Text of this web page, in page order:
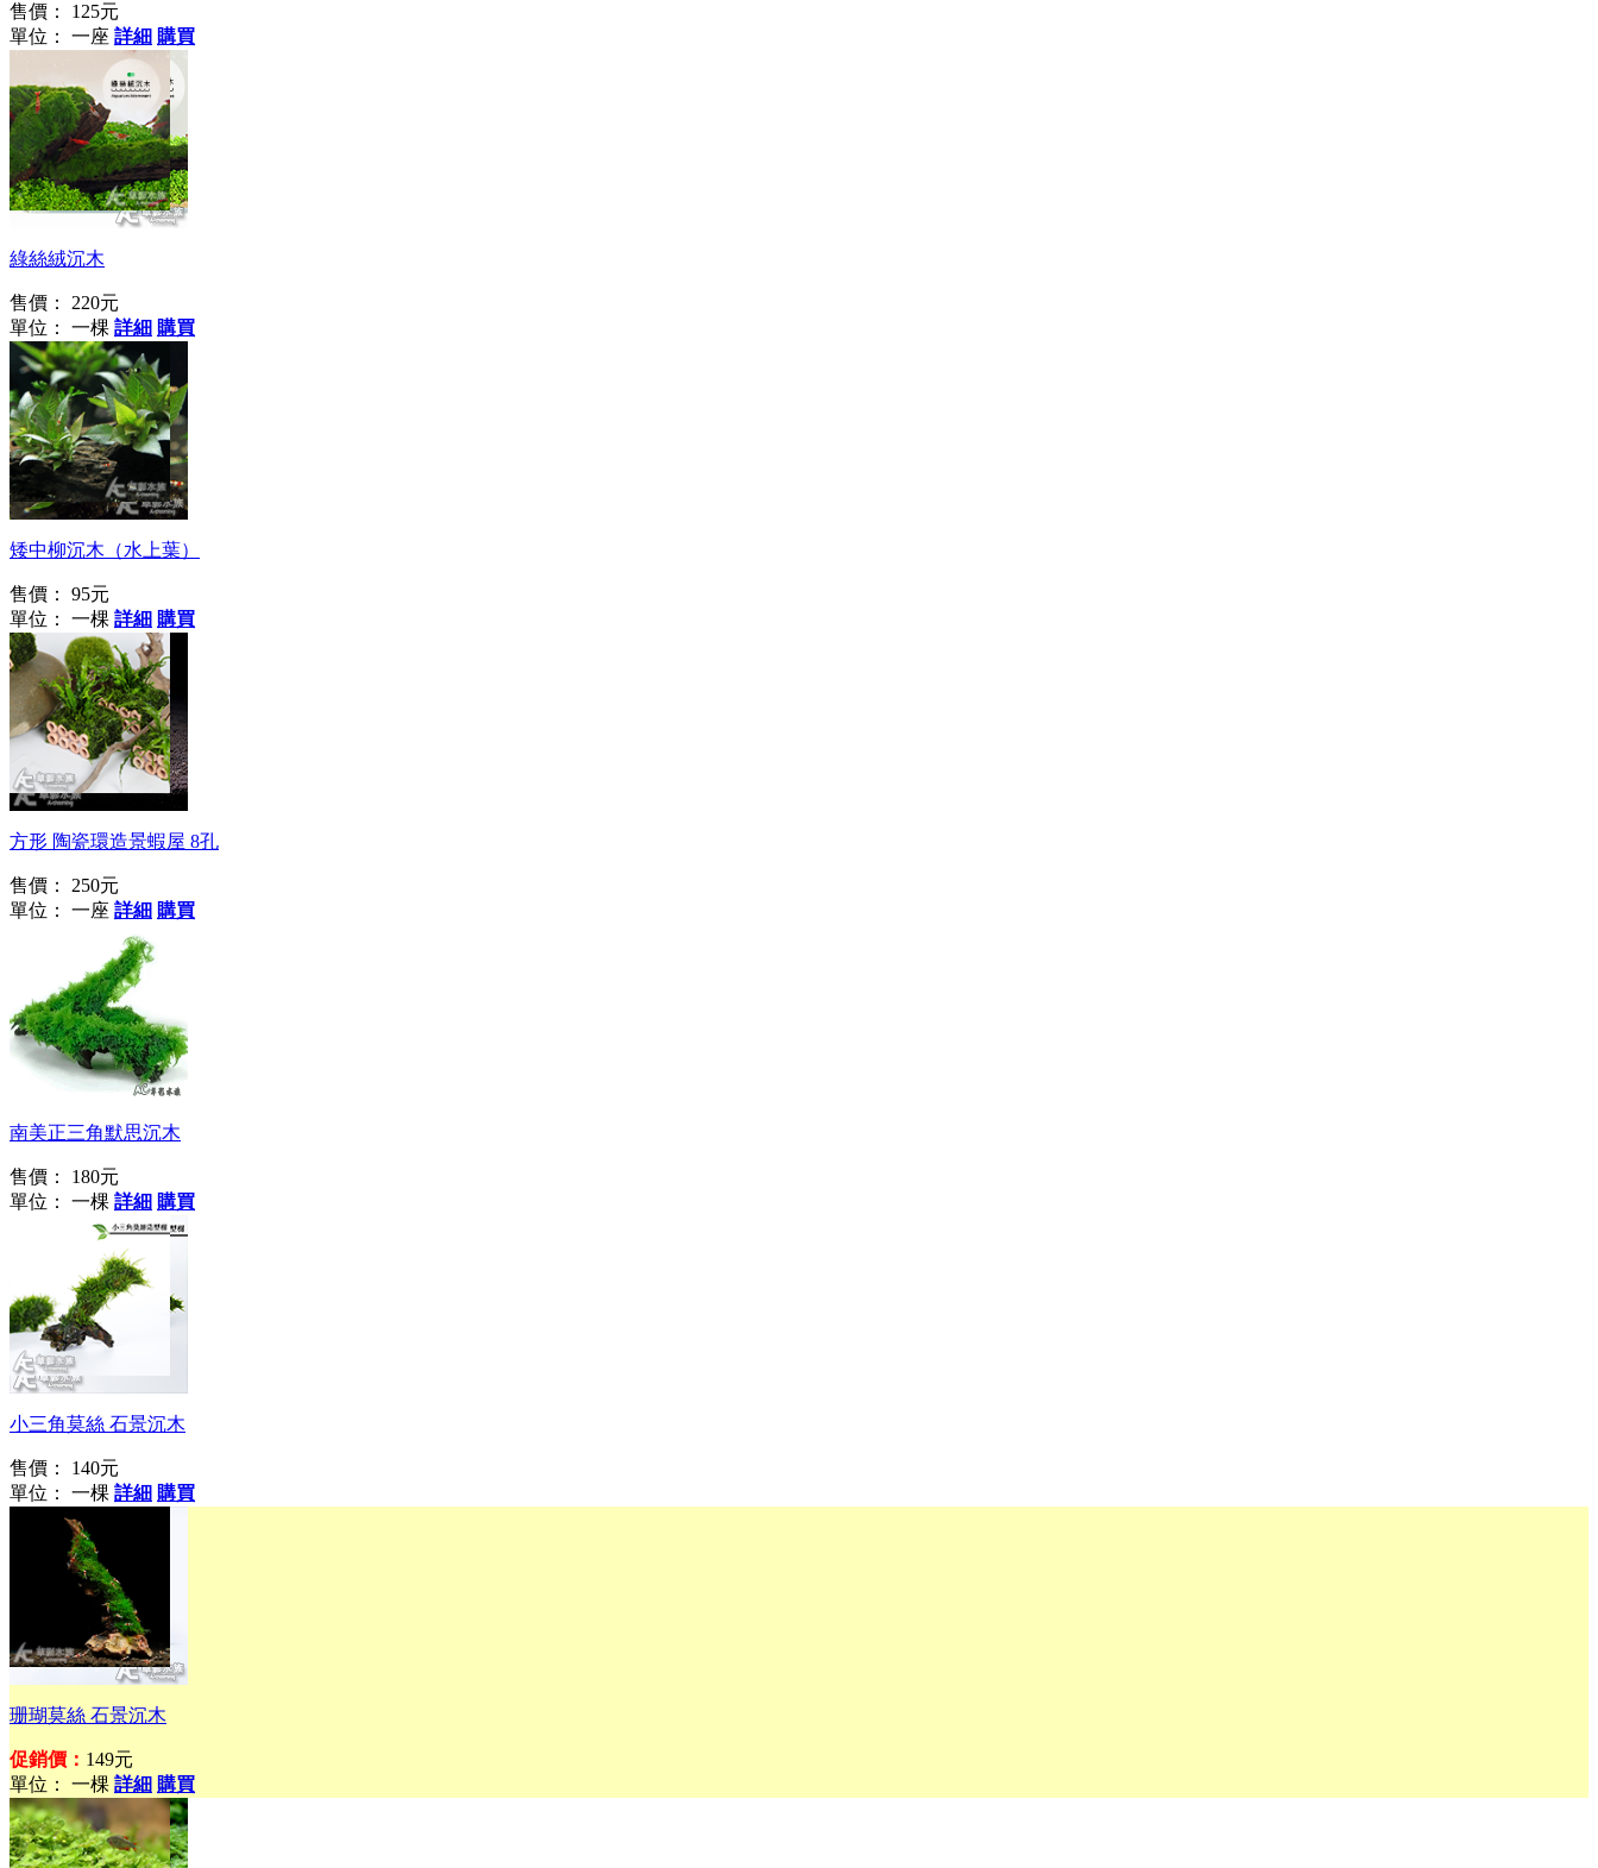
售價：
125元
單位： 一座 詳細 購買
好柔軟、好舒服～
綠絲絨沉木
售價：
220元
單位： 一棵 詳細 購買
釋放單寧酸、腐植酸
矮中柳沉木（水上葉）
售價：
95元
單位： 一棵 詳細 購買
安全的躲藏
方形 陶瓷環造景蝦屋 8孔
售價：
250元
單位： 一座 詳細 購買
南美正三角默思沉木
售價：
180元
單位： 一棵 詳細 購買
觀賞蝦的遊樂園
小三角莫絲 石景沉木
售價：
140元
單位： 一棵 詳細 購買
萬年不敗的陰性草首
選
珊瑚莫絲 石景沉木
促銷價： 149元
單位： 一棵 詳細 購買